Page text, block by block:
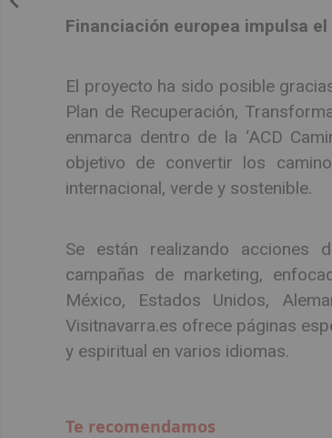
Financiación europea impulsa
El proyecto ha sido posible
Plan de Recuperación,
enmarca dentro de la ‘ACD
objetivo de convertir los
internacional, verde y sostenible.
Se están realizando acciones
campañas de marketing,
México, Estados Unidos,
Visitnavarra.es ofrece páginas
y espiritual en varios idiomas.